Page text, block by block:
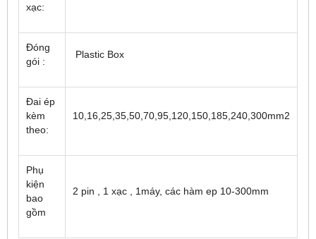
xạc:
Đóng
gói :
Plastic Box
Đai ép
kèm
theo:
10,16,25,35,50,70,95,120,150,185,240,300mm2
Phụ
kiện
bao
gồm
2 pin , 1 xạc , 1máy, các hàm ep 10-300mm